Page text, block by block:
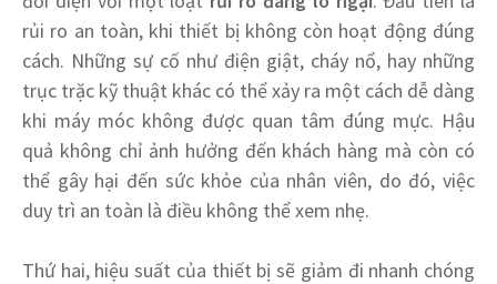
rủi ro an toàn, khi thiết bị không còn hoạt động đúng
cách. Những sự cố như điện giật, cháy nổ, hay những
trục trặc kỹ thuật khác có thể xảy ra một cách dễ dàng
khi máy móc không được quan tâm đúng mực. Hậu
quả không chỉ ảnh hưởng đến khách hàng mà còn có
thể gây hại đến sức khỏe của nhân viên, do đó, việc
duy trì an toàn là điều không thể xem nhẹ.
Thứ hai, hiệu suất của thiết bị sẽ giảm đi nhanh chóng